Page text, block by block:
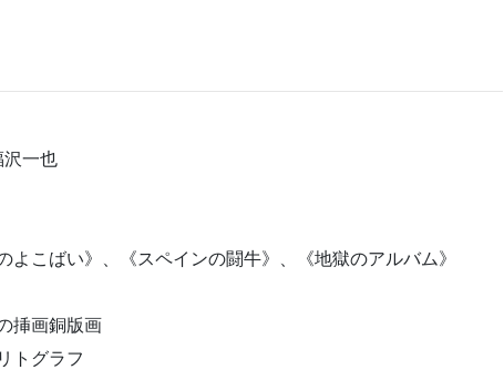
一也
よこばい》、《スペインの闘牛》、《地獄のアルバム》
挿画銅版画
トグラフ